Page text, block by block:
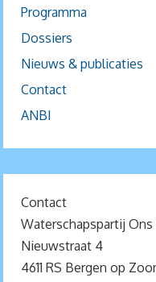
Programma
Dossiers
Nieuws & publicaties
Contact
ANBI
Contact
Waterschapspartij
Nieuwstraat 4
4611 RS Bergen op